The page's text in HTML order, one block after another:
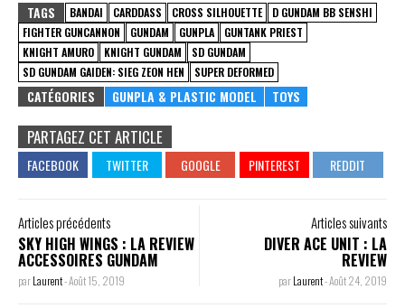
TAGS BANDAI CARDDASS CROSS SILHOUETTE
D GUNDAM BB SENSHI
FIGHTER GUNCANNON
GUNDAM GUNPLA
GUNTANK PRIEST
KNIGHT AMURO
KNIGHT GUNDAM
SD GUNDAM
SD GUNDAM GAIDEN: SIEG ZEON HEN
SUPER DEFORMED
CATÉGORIES GUNPLA & PLASTIC MODEL TOYS
PARTAGEZ CET ARTICLE
Articles précédents
SKY HIGH WINGS : LA REVIEW
ACCESSOIRES GUNDAM
parLaurent-Août 15, 2019
Articles suivants
DIVER ACE UNIT : LA
REVIEW
parLaurent-Août 24, 2019